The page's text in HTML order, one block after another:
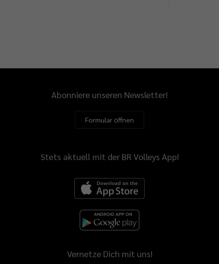
Abonniere unseren Newsletter!
Formular öffnen
Stets aktuell mit der BR Volleys App!
Vernetze Dich mit uns!